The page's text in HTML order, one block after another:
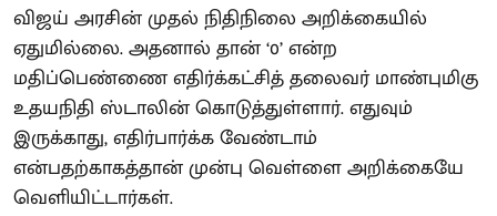
விஜய் அரசின் முதல் நிதிநிலை அறிக்கையில்
ஏதுமில்லை. அதனால் தான் ‘0’ என்ற
மதிப்பெண்ணை எதிர்க்கட்சித் தலைவர் மாண்புமிகு
உதயநிதி ஸ்டாலின் கொடுத்துள்ளார். எதுவும்
இருக்காது, எதிர்பார்க்க வேண்டாம்
என்பதற்காகத்தான் முன்பு வெள்ளை அறிக்கையே
வெளியிட்டார்கள்.